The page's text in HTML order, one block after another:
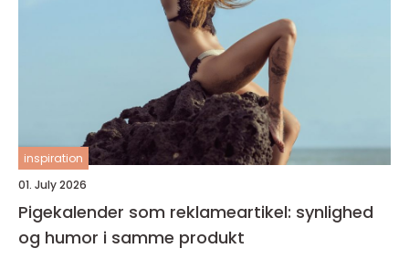
inspiration
01. July 2026
Pigekalender som reklameartikel: synlighed
og humor i samme produkt